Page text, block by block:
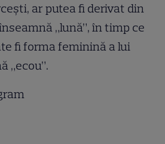
ar putea fi derivat din
„lună”, în timp ce
fi forma feminină a lui
„ecou”.